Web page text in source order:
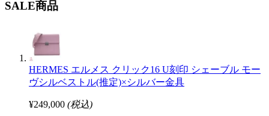
SALE商品
HERMES エルメス クリック16 U刻印 シェーブル モー
ヴシルベストル(推定)×シルバー金具
¥249,000 (税込)